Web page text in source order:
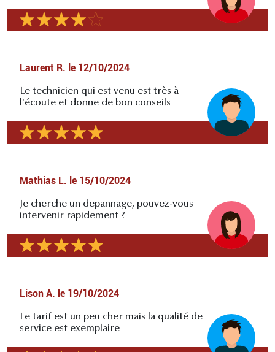
Laurent R. le 12/10/2024
Le technicien qui est venu est très à
l'écoute et donne de bon conseils
Mathias L. le 15/10/2024
Je cherche un depannage, pouvez-vous
intervenir rapidement ?
Lison A. le 19/10/2024
Le tarif est un peu cher mais la qualité de
service est exemplaire